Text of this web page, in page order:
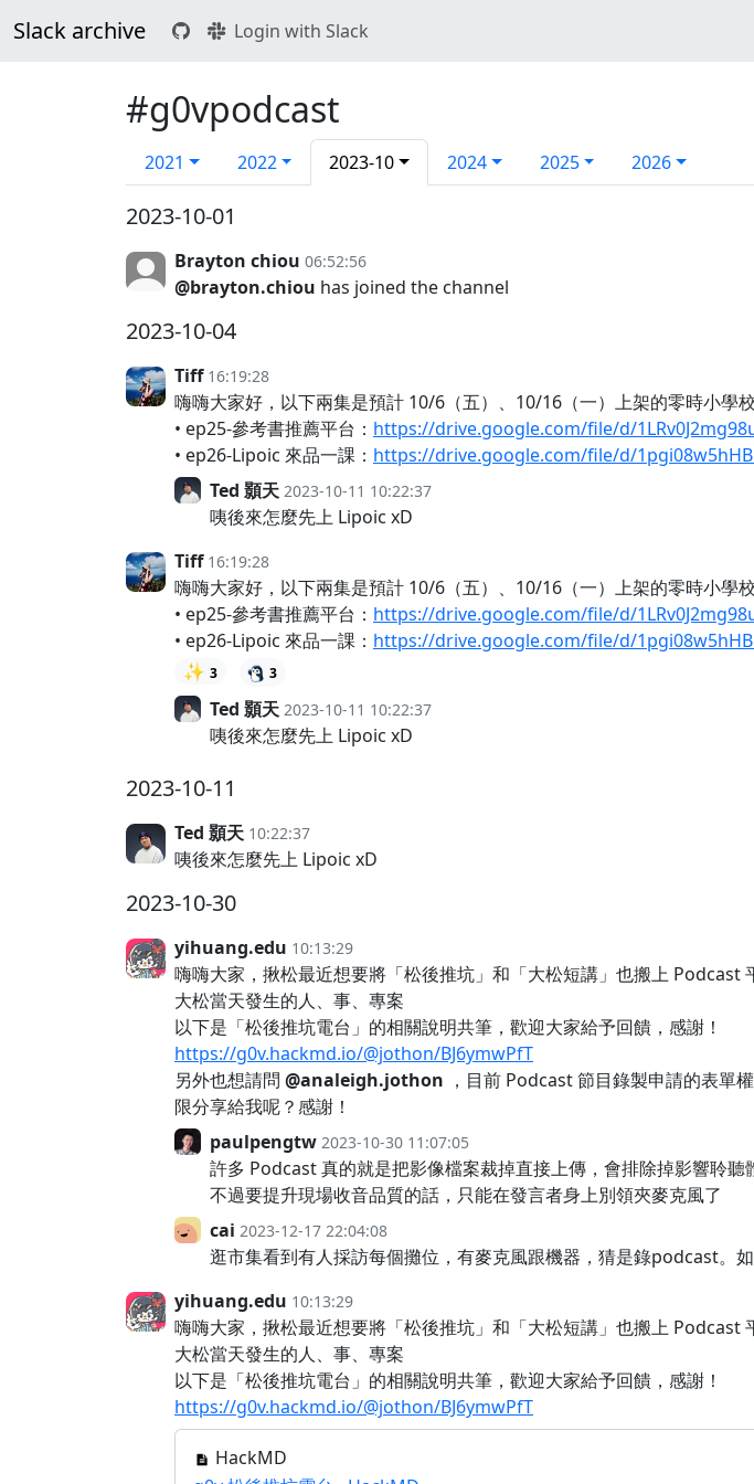
Slack archive Login with Slack
#g0vpodcast
2021 2022 2023-10 2024 2025 2026
2023-10-01
Brayton chiou 06:52:56
@brayton.chiou has joined the channel
2023-10-04
Tiff 16:19:28
嗨嗨大家好，以下兩集是預計 10/6（五）、10/16（一）上架的零時小學
• ep25-參考書推薦平台： https://drive.google.com/file/d/
• ep26-Lipoic 來品一課： https://drive.google.com/file/d/
Ted 顥天 2023-10-11 10:22:37
咦後來怎麼先上 Lipoic xD
Tiff 16:19:28
嗨嗨大家好，以下兩集是預計 10/6（五）、10/16（一）上架的零時小學
• ep25-參考書推薦平台： https://drive.google.com/file/d/
• ep26-Lipoic 來品一課： https://drive.google.com/file/d/
✨ 3 3
Ted 顥天 2023-10-11 10:22:37
咦後來怎麼先上 Lipoic xD
2023-10-11
Ted 顥天 10:22:37
咦後來怎麼先上 Lipoic xD
2023-10-30
yihuang.edu 10:13:29
嗨嗨大家，揪松最近想要將「松後推坑」和「大松短講」也搬上
大松當天發生的人、事、專案
以下是「松後推坑電台」的相關說明共筆，歡迎大家給予回饋，感謝！
https://g0v.hackmd.io/@jothon/BJ6ymwPfT
另外也想請問 @analeigh.jothon ，目前 Podcast 節目錄製申請的表單
限分享給我呢？感謝！
paulpengtw 2023-10-30 11:07:05
許多 Podcast 真的就是把影像檔案裁掉直接上傳，會排除掉影響聆聽
不過要提升現場收音品質的話，只能在發言者身上別領夾麥克風了
cai 2023-12-17 22:04:08
逛市集看到有人採訪每個攤位，有麥克風跟機器，猜是錄podcast。
yihuang.edu 10:13:29
嗨嗨大家，揪松最近想要將「松後推坑」和「大松短講」也搬上
大松當天發生的人、事、專案
以下是「松後推坑電台」的相關說明共筆，歡迎大家給予回饋，感謝！
https://g0v.hackmd.io/@jothon/BJ6ymwPfT
HackMD